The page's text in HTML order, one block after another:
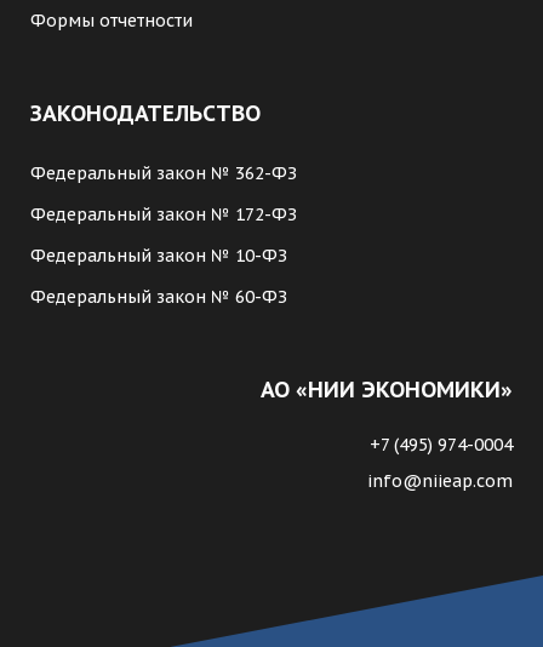
Формы отчетности
ЗАКОНОДАТЕЛЬСТВО
Федеральный закон № 362-ФЗ
Федеральный закон № 172-ФЗ
Федеральный закон № 10-ФЗ
Федеральный закон № 60-ФЗ
АО «НИИ ЭКОНОМИКИ»
+7 (495) 974-0004
info@niieap.com